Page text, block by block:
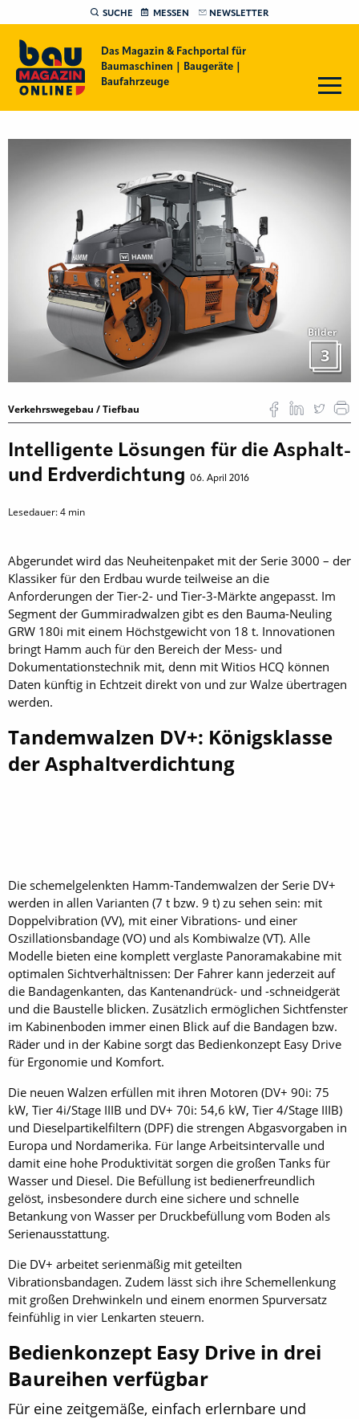
SUCHE MESSEN NEWSLETTER
Das Magazin & Fachportal für
Baumaschinen | Baugeräte |
Baufahrzeuge
Bilder
3
Verkehrswegebau / Tiefbau
Intelligente Lösungen für die Asphalt-
und Erdverdichtung 06. April 2016
Lesedauer:4 min
Abgerundet wird das Neuheitenpaket mit der Serie 3000 – der
Klassiker für den Erdbau wurde teilweise an die
Anforderungen der Tier-2- und Tier-3-Märkte angepasst. Im
Segment der Gummiradwalzen gibt es den Bauma-Neuling
GRW 180i mit einem Höchstgewicht von 18 t. Innovationen
bringt Hamm auch für den Bereich der Mess- und
Dokumentationstechnik mit, denn mit Witios HCQ können
Daten künftig in Echtzeit direkt von und zur Walze übertragen
werden.
Tandemwalzen DV+: Königsklasse
der Asphaltverdichtung
Die schemelgelenkten Hamm-Tandemwalzen der Serie DV+
werden in allen Varianten (7 t bzw. 9 t) zu sehen sein: mit
Doppelvibration (VV), mit einer Vibrations- und einer
Oszillationsbandage (VO) und als Kombiwalze (VT). Alle
Modelle bieten eine komplett verglaste Panoramakabine mit
optimalen Sichtverhältnissen: Der Fahrer kann jederzeit auf
die Bandagenkanten, das Kantenandrück- und -schneidgerät
und die Baustelle blicken. Zusätzlich ermöglichen Sichtfenster
im Kabinenboden immer einen Blick auf die Bandagen bzw.
Räder und in der Kabine sorgt das Bedienkonzept Easy Drive
für Ergonomie und Komfort.
Die neuen Walzen erfüllen mit ihren Motoren (DV+ 90i: 75
kW, Tier 4i/Stage IIIB und DV+ 70i: 54,6 kW, Tier 4/Stage ­IIIB)
und Dieselpartikelfiltern (DPF) die strengen Abgasvorgaben in
Europa und Nordamerika. Für lange Arbeitsintervalle und
damit eine hohe Produktivität sorgen die großen Tanks für
Wasser und Diesel. Die Befüllung ist bedienerfreundlich
gelöst, insbesondere durch eine sichere und schnelle
Betankung von Wasser per Druckbefüllung vom Boden als
Serienausstattung.
Die DV+ arbeitet serienmäßig mit geteilten
Vibrationsbandagen. Zudem lässt sich ihre Schemellenkung
mit großen Drehwinkeln und einem enormen Spurversatz
feinfühlig in vier Lenkarten steuern.
Bedienkonzept Easy Drive in drei
Baureihen verfügbar
Für eine zeitgemäße, einfach erlernbare und